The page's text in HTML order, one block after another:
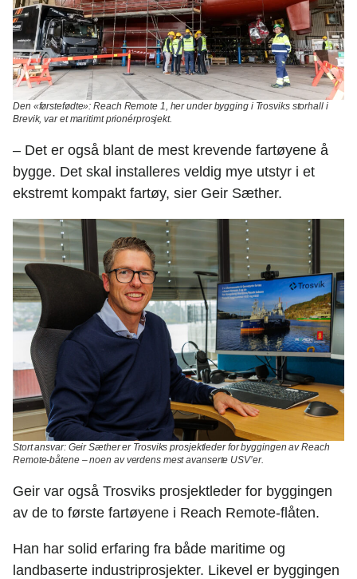
Den «førstefødte»:Reach Remote 1, her under bygging i Trosviks storhall i
Brevik, var et maritimt prionérprosjekt.
– Det er også blant de mest krevende fartøyene å
bygge. Det skal installeres veldig mye utstyr i et
ekstremt kompakt fartøy, sier Geir Sæther.
Stort ansvar: Geir Sæther er Trosviks prosjektleder for byggingen av Reach
Remote-båtene – noen av verdens mest avanserte USV’er.
Geir var også Trosviks prosjektleder for byggingen
av de to første fartøyene i Reach Remote-flåten.
Han har solid erfaring fra både maritime og
landbaserte industriprosjekter. Likevel er byggingen